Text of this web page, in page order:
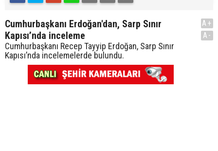
Cumhurbaşkanı Erdoğan'dan, Sarp Sınır
Kapısı’nda inceleme
Cumhurbaşkanı Recep Tayyip Erdoğan, Sarp Sınır
Kapısı’nda incelemelerde bulundu.
A+
A-